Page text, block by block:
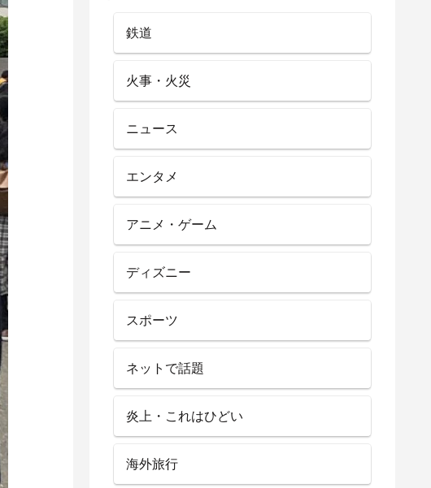
鉄道
火事・火災
ニュース
エンタメ
アニメ・ゲーム
ディズニー
スポーツ
ネットで話題
炎上・これはひどい
海外旅行